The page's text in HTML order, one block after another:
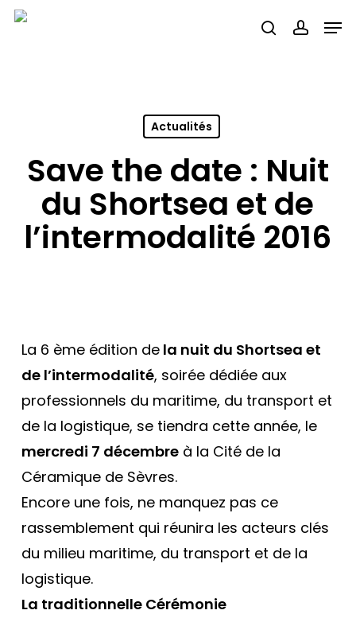
Skip
search
Actualités
Save the date : Nuit
du Shortsea et de
l’intermodalité 2016
La 6 ème édition dela nuit du Shortsea et
de l’intermodalité, soirée dédiée aux
professionnels du maritime, du transport et
de la logistique, se tiendra cette année, le
mercredi 7 décembreà la Cité de la
Céramique de Sèvres.
Encore une fois, ne manquez pas ce
rassemblement qui réunira les acteurs clés
du milieu maritime, du transport et de la
logistique.
La traditionnelle Cérémonie